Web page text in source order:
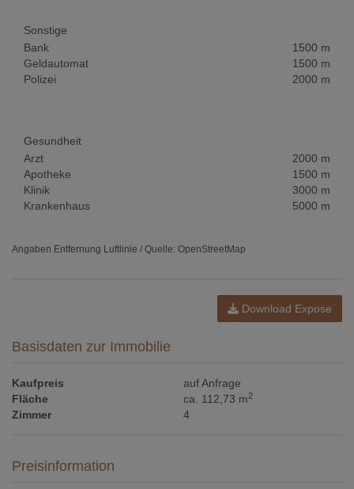
Sonstige
Bank
1500 m
Geldautomat
1500 m
Polizei
2000 m
Gesundheit
Arzt
2000 m
Apotheke
1500 m
Klinik
3000 m
Krankenhaus
5000 m
Angaben Entfernung Luftlinie / Quelle: OpenStreetMap
Download Expose
Basisdaten zur Immobilie
Kaufpreis
auf Anfrage
Fläche
ca. 112,73 m2
Zimmer 4
Preisinformation